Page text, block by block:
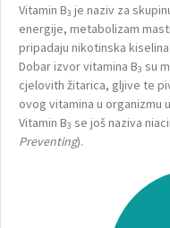
Vitamin B3 je naziv za
energije, metabolizam
pripadaju nikotinska
Dobar izvor vitamina B3 su
cjelovith žitarica, gljive te
ovog vitamina u organizmu
Vitamin B3 se još naziva
Preventing).